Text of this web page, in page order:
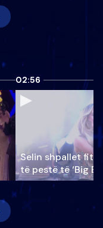
02:56
Selin shpallet
të pestë të ‘Big